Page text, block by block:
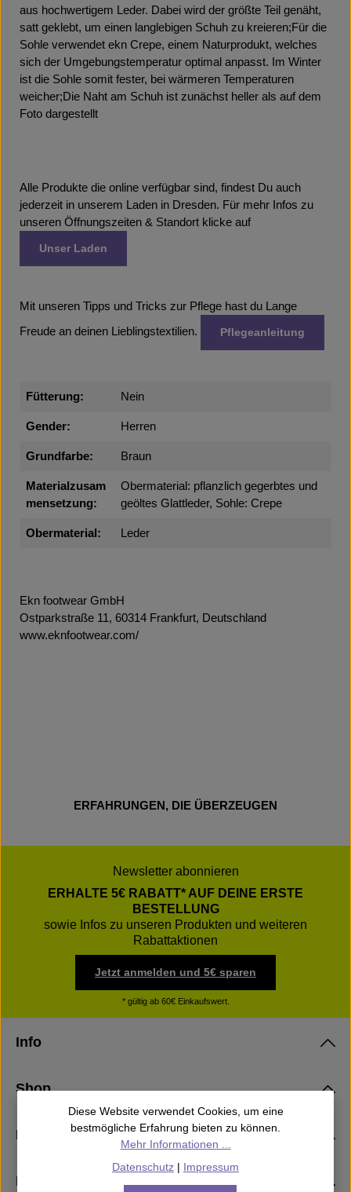
aus hochwertigem Leder. Dabei wird der größte Teil genäht,
satt geklebt, um einen langlebigen Schuh zu kreieren;Für die
Sohle verwendet ekn Crepe, einem Naturprodukt, welches
sich der Umgebungstemperatur optimal anpasst. Im Winter
ist die Sohle somit fester, bei wärmeren Temperaturen
weicher;Die Naht am Schuh ist zunächst heller als auf dem
Foto dargestellt
Alle Produkte die online verfügbar sind, findest Du auch
jederzeit in unserem Laden in Dresden. Für mehr Infos zu
unseren Öffnungszeiten & Standort klicke auf
Unser Laden
Mit unseren Tipps und Tricks zur Pflege hast du Lange
Freude an deinen Lieblingstextilien. Pflegeanleitung
Fütterung: Nein
Gender: Herren
Grundfarbe: Braun
Materialzusam
mensetzung:
Obermaterial: pflanzlich gegerbtes und
geöltes Glattleder, Sohle: Crepe
Obermaterial: Leder
Ekn footwear GmbH
Ostparkstraße 11, 60314 Frankfurt, Deutschland
www.eknfootwear.com/
ERFAHRUNGEN, DIE ÜBERZEUGEN
Newsletter abonnieren
ERHALTE 5€ RABATT* AUF DEINE ERSTE
BESTELLUNG
sowie Infos zu unseren Produkten und weiteren
Rabattaktionen
Jetzt anmelden und 5€ sparen
* gültig ab 60€ Einkaufswert.
Info
Shop
Rechtliches
Kontakt
Diese Website verwendet Cookies, um eine
bestmögliche Erfahrung bieten zu können.
Mehr Informationen ...
Datenschutz | Impressum